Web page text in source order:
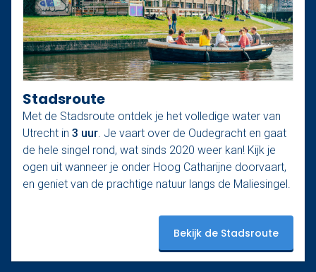
Stadsroute
Met de Stadsroute ontdek je het volledige water van
Utrecht in 3 uur. Je vaart over de Oudegracht en gaat
de hele singel rond, wat sinds 2020 weer kan! Kijk je
ogen uit wanneer je onder Hoog Catharijne doorvaart,
en geniet van de prachtige natuur langs de Maliesingel.
Bekijk de Stadsroute